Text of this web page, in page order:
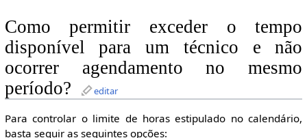
Como permitir exceder o tempo
disponível para um técnico e não
ocorrer agendamento no mesmo
período?
editar
Para controlar o limite de horas estipulado no calendário,
basta seguir as seguintes opções: